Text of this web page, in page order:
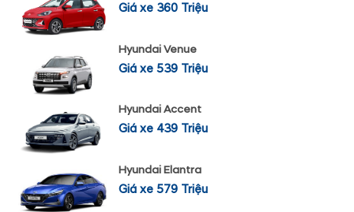
Giá xe 360 Triệu
Hyundai Venue
Giá xe 539 Triệu
Hyundai Accent
Giá xe 439 Triệu
Hyundai Elantra
Giá xe 579 Triệu